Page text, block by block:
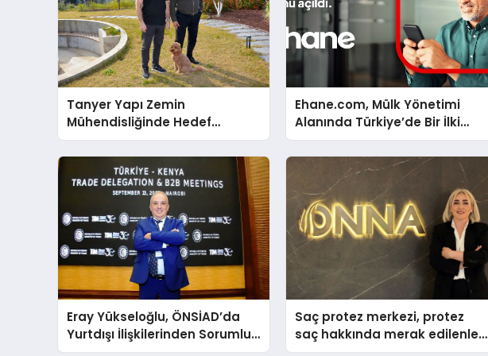
Tanyer Yapı Zemin
Mühendisliğinde Hedef
Büyüttü
Ehane.com, Mülk Yönetimi
Alanında Türkiye’de Bir İlki
Gerçekleştirmek İçin Yayında
Eray Yükseloğlu, ÖNSİAD’da
Yurtdışı İlişkilerinden Sorumlu
Genel Başkan Yardımcısı Oldu
Saç protez merkezi, protez
saç hakkında merak edilenleri
anlattı